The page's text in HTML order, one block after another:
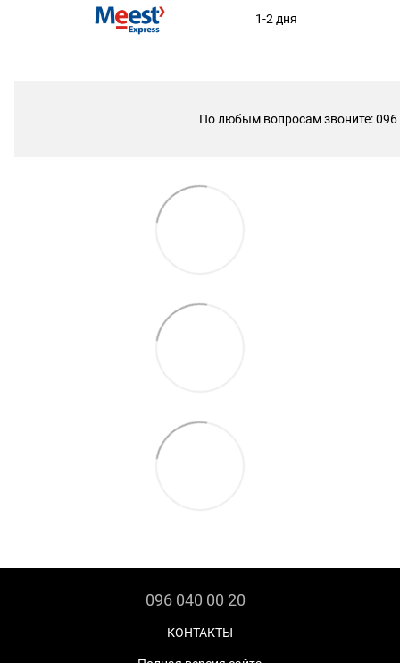
1-2 дня
По любым вопросам звоните: 096
096 040 00 20
КОНТАКТЫ